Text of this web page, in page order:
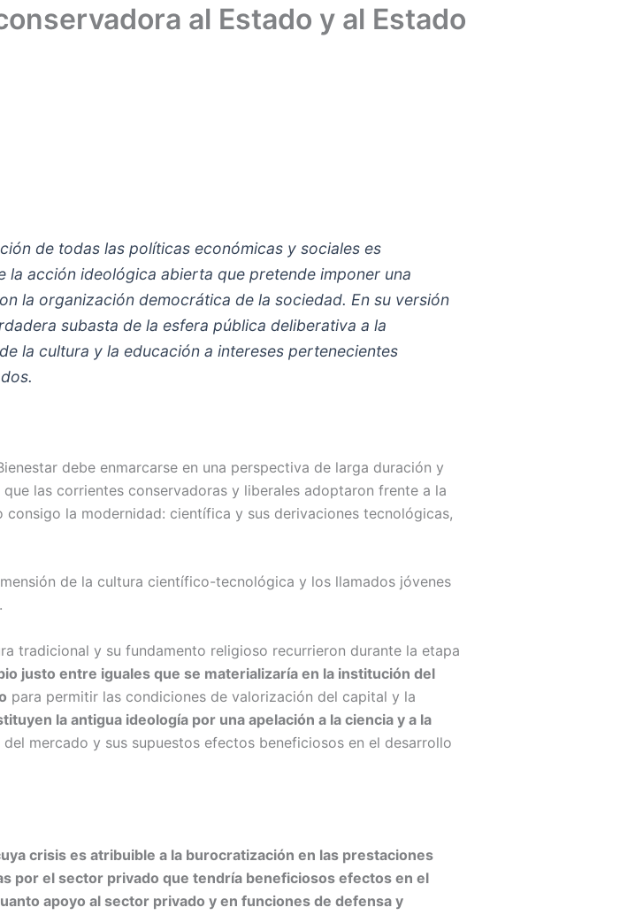
al Estado y al Estado
de todas las políticas económicas y sociales es
acción ideológica abierta que pretende imponer una
la organización democrática de la sociedad. En su versión
subasta de la esfera pública deliberativa a la
la cultura y la educación a intereses pertenecientes
debe enmarcarse en una perspectiva de larga duración y
las corrientes conservadoras y liberales adoptaron frente a la
la modernidad: científica y sus derivaciones tecnológicas,
de la cultura científico-tecnológica y los llamados jóvenes
tradicional y su fundamento religioso recurrieron durante la etapa
justo entre iguales que se materializaría en la institución del
para permitir las condiciones de valorización del capital y la
la antigua ideología por una apelación a la ciencia y a la
mercado y sus supuestos efectos beneficiosos en el desarrollo
crisis es atribuible a la burocratización en las prestaciones
por el sector privado que tendría beneficiosos efectos en el
apoyo al sector privado y en funciones de defensa y